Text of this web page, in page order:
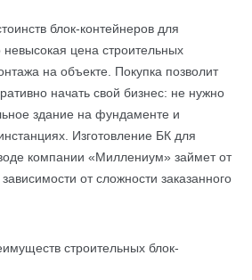
блок-контейнеров для
цена строительных
на объекте. Покупка позволит
начать свой бизнес: не нужно
здание на фундаменте и
Изготовление БК для
компании «Миллениум» займет от
от сложности заказанного
строительных блок-